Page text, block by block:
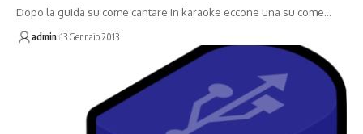
Dopo la guida su come cantare in karaoke eccone una su come…
admin 13 Gennaio 2013